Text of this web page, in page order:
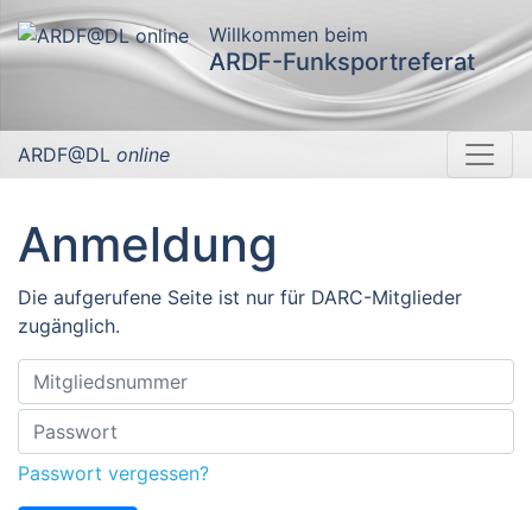
Willkommen beim
ARDF-Funksportreferat
ARDF@DL online
Anmeldung
Die aufgerufene Seite ist nur für DARC-Mitglieder
zugänglich.
Passwort vergessen?